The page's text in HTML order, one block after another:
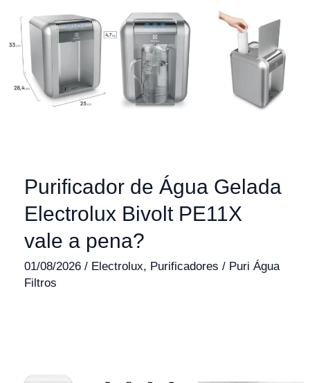
Purificador de Água Gelada
Electrolux Bivolt PE11X
vale a pena?
01/08/2026 / Electrolux, Purificadores / Puri Água
Filtros